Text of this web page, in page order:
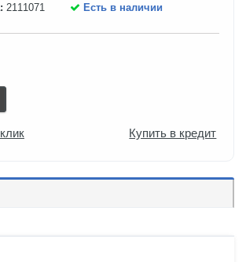
2111071 Есть в наличии
Купить в кредит